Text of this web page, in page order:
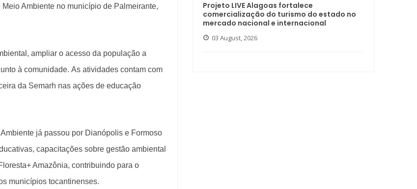
Ambiente no município de Palmeirante,
ampliar o acesso da população a
à comunidade. As atividades contam com
da Semarh nas ações de educação
já passou por Dianópolis e Formoso
capacitações sobre gestão ambiental
Amazônia, contribuindo para o
municípios tocantinenses.
Projeto LIVE Alagoas fortalece
comercialização do turismo do estado no
mercado nacional e internacional
03 August, 2026